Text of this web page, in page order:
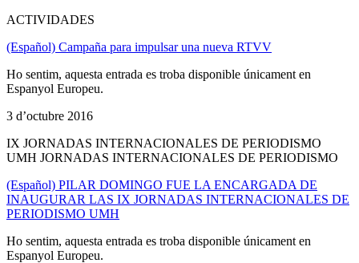
ACTIVIDADES
(Español) Campaña para impulsar una nueva RTVV
Ho sentim, aquesta entrada es troba disponible únicament en
Espanyol Europeu.
3 d’octubre 2016
IX JORNADAS INTERNACIONALES DE PERIODISMO
UMH JORNADAS INTERNACIONALES DE PERIODISMO
(Español) PILAR DOMINGO FUE LA ENCARGADA DE
INAUGURAR LAS IX JORNADAS INTERNACIONALES DE
PERIODISMO UMH
Ho sentim, aquesta entrada es troba disponible únicament en
Espanyol Europeu.